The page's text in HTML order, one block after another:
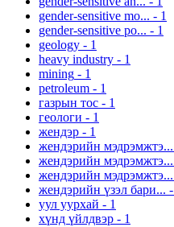
gender-sensitive mo... - 1
gender-sensitive po... - 1
geology - 1
heavy industry - 1
mining - 1
petroleum - 1
газрын тос - 1
геологи - 1
жендэр - 1
жендэрийн мэдрэмжтэ...
жендэрийн мэдрэмжтэ...
жендэрийн мэдрэмжтэ...
жендэрийн үзэл бари... -
уул уурхай - 1
хүнд үйлдвэр - 1